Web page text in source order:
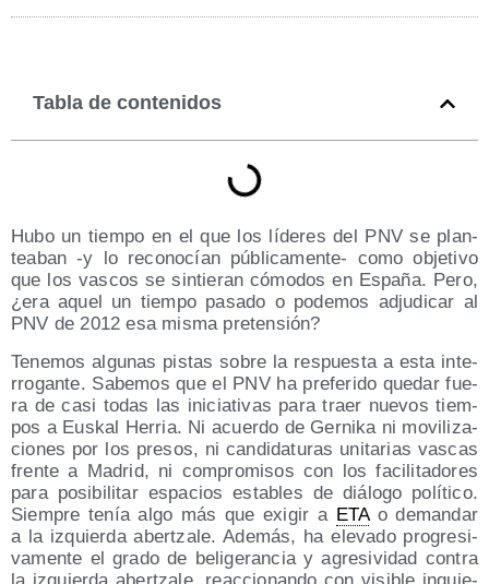
Tabla de contenidos
Hubo un tiem­po en el que los líde­res del PNV se plan­
tea­ban ‑y lo reco­no­cían públi­ca­men­te- como obje­ti­vo
que los vas­cos se sin­tie­ran cómo­dos en Espa­ña. Pero,
¿era aquel un tiem­po pasa­do o pode­mos adju­di­car al
PNV de 2012 esa mis­ma pretensión?
Tene­mos algu­nas pis­tas sobre la res­pues­ta a esta inte­
rro­gan­te. Sabe­mos que el PNV ha pre­fe­ri­do que­dar fue­
ra de casi todas las ini­cia­ti­vas para traer nue­vos tiem­
pos a Eus­kal Herria. Ni acuer­do de Ger­ni­ka ni movi­li­za­
cio­nes por los pre­sos, ni can­di­da­tu­ras uni­ta­rias vas­cas
fren­te a Madrid, ni com­pro­mi­sos con los faci­li­ta­do­res
para posi­bi­li­tar espa­cios esta­bles de diá­lo­go polí­ti­co.
Siem­pre tenía algo más que exi­gir a ETAo deman­dar
a la izquier­da aber­tza­le. Ade­más, ha ele­va­do pro­gre­si­
va­men­te el gra­do de beli­ge­ran­cia y agre­si­vi­dad con­tra